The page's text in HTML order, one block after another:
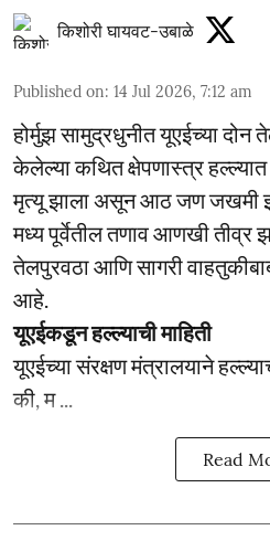
किशोरी घायवट-उबाळे
Published on: 14 Jul 2026, 7:12 am
होर्मुझ सामुद्रधुनीत यूएईच्या दोन
केलेल्या कथित क्षेपणास्त्र
मृत्यू झाला असून आठ जण जखमी
मध्य पूर्वेतील तणाव आणखी तीव्र
तेलपुरवठा आणि सागरी
आहे.
यूएईकडून हल्ल्याची माहिती
यूएईच्या संरक्षण मंत्रालयाने
की, म ...
Read